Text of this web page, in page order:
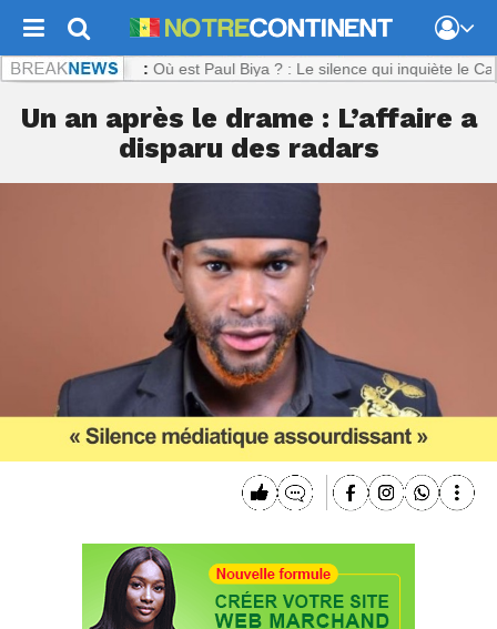
: Où est Paul Biya ? : Le silence qui inquiète le
Un an après le drame : L’affaire a
disparu des radars